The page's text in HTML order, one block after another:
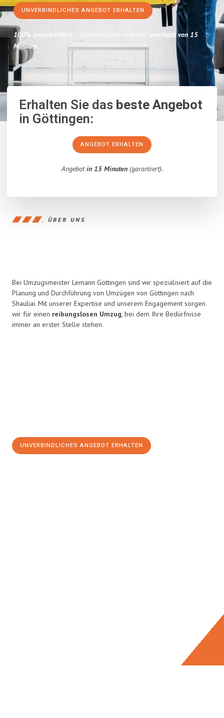
UNVERBINDLICHES ANGEBOT ERHALTEN
100% unverbindlich – Garantiert eine Antwort innerhalb von 15
Minuten.
Erhalten Sie dasbeste Angebot
in Göttingen:
ANGEBOT ERHALTEN
Angebotin 15 Minuten(garantiert).
ÜBER UNS
Bei Umzugsmeister Lemann Göttingen sind wir spezialisiert auf die
Planung und Durchführung von Umzügen von Göttingen nach
Shauliai. Mit unserer Expertise und unserem Engagement sorgen
wir für einen reibungslosen Umzug, bei dem Ihre Bedürfnisse
immer an erster Stelle stehen.
UNVERBINDLICHES ANGEBOT ERHALTEN